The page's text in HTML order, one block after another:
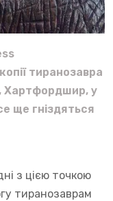
тиранозавра
Хартфордшир, у
ще гніздяться
з цією точкою
тиранозаврам